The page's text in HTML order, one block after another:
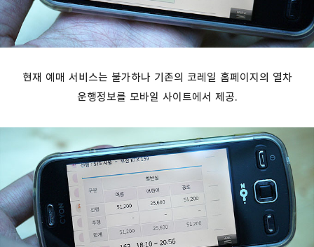
현재 예매 서비스는 불가하나 기존의 코레일 홈페이지의 열차
운행정보를 모바일 사이트에서 제공.